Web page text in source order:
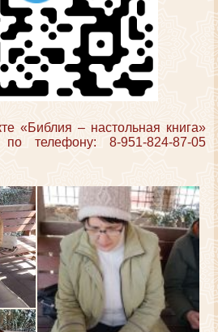
«Библия – настольная книга»
телефону: 8-951-824-87-05